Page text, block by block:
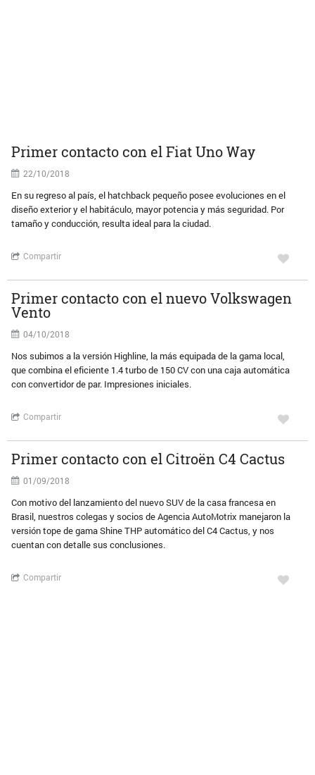
Primer contacto con el Fiat Uno Way
22/10/2018
En su regreso al país, el hatchback pequeño posee evoluciones en el
diseño exterior y el habitáculo, mayor potencia y más seguridad. Por
tamaño y conducción, resulta ideal para la ciudad.
Compartir
Primer contacto con el nuevo Volkswagen
Vento
04/10/2018
Nos subimos a la versión Highline, la más equipada de la gama local,
que combina el eficiente 1.4 turbo de 150 CV con una caja automática
con convertidor de par. Impresiones iniciales.
Compartir
Primer contacto con el Citroën C4 Cactus
01/09/2018
Con motivo del lanzamiento del nuevo SUV de la casa francesa en
Brasil, nuestros colegas y socios de Agencia AutoMotrix manejaron la
versión tope de gama Shine THP automático del C4 Cactus, y nos
cuentan con detalle sus conclusiones.
Compartir